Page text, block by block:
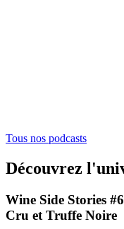
Tous nos podcasts
Découvrez
Wine Side Stories
Cru et Truffe Noire